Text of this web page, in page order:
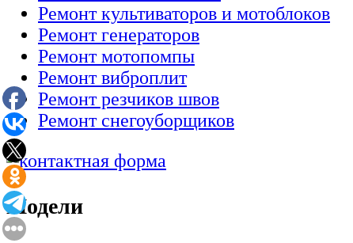
Ремонт культиваторов и мотоблоков
Ремонт генераторов
Ремонт мотопомпы
Ремонт виброплит
Ремонт резчиков швов
Ремонт снегоуборщиков
Модели